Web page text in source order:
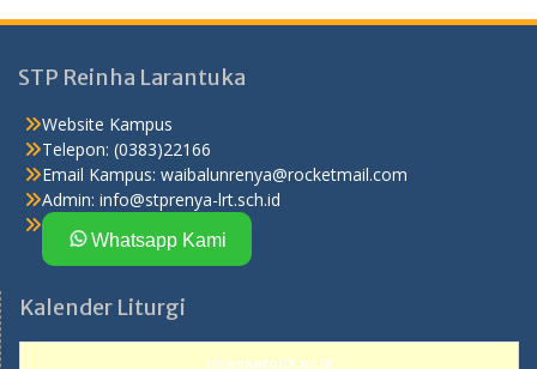
STP Reinha Larantuka
Website Kampus
Telepon: (0383)22166
Email Kampus: waibalunrenya@rocketmail.com
Admin: info@stprenya-lrt.sch.id
Whatsapp Kami
Kalender Liturgi
imankatolik.or.id